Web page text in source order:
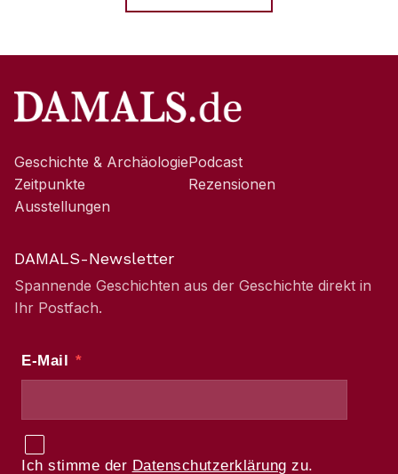
Geschichte & Archäologie
Zeitpunkte
Ausstellungen
Podcast
Rezensionen
DAMALS-Newsletter
Spannende Geschichten aus der Geschichte direkt in
Ihr Postfach.